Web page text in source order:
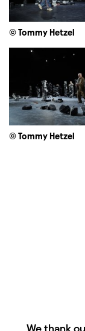
© Tommy Hetzel
© Tommy Hetzel
We thank